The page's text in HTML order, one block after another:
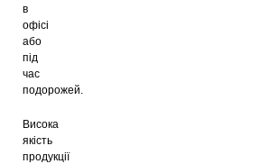
в
офісі
або
під
час
подорожей.
Висока
якість
продукції